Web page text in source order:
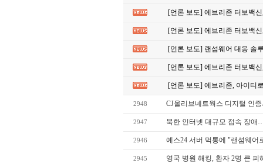
[언론 보도] 에브리존 터보백
[언론 보도] 에브리존 터보백
[언론 보도] 랜섬웨어 대응 솔
[언론 보도] 에브리존 터보백
[언론 보도] 에브리존, 아이티
2948 CJ올리브네트웍스 디지털 인증
2947 북한 인터넷 대규모 접속 장애
2946 예스24 서버 먹통에 "랜섬웨어
2945 영국 병원 해킹, 환자 2명 큰 피